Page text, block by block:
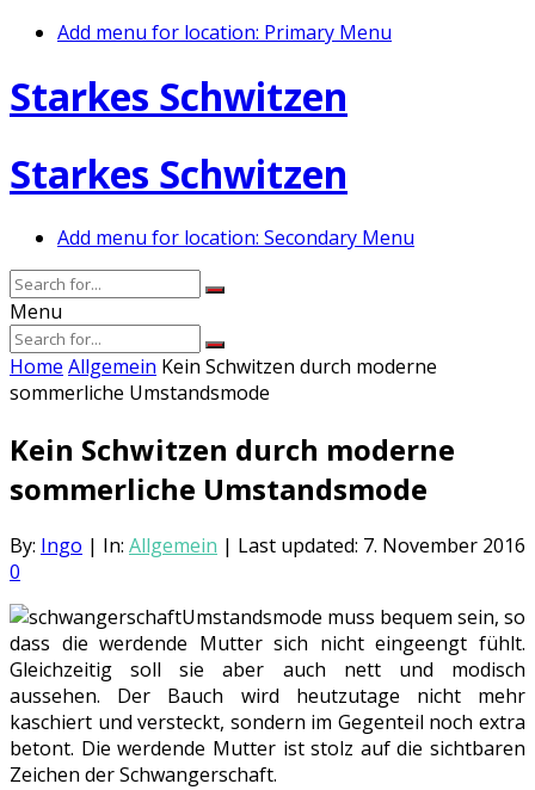
Add menu for location: Primary Menu
Starkes Schwitzen
Starkes Schwitzen
Add menu for location: Secondary Menu
Menu
Home Allgemein Kein Schwitzen durch moderne
sommerliche Umstandsmode
Kein Schwitzen durch moderne
sommerliche Umstandsmode
By: Ingo | In: Allgemein | Last updated: 7. November 2016
0
Umstandsmode muss bequem sein, so
dass die werdende Mutter sich nicht eingeengt fühlt.
Gleichzeitig soll sie aber auch nett und modisch
aussehen. Der Bauch wird heutzutage nicht mehr
kaschiert und versteckt, sondern im Gegenteil noch extra
betont. Die werdende Mutter ist stolz auf die sichtbaren
Zeichen der Schwangerschaft.